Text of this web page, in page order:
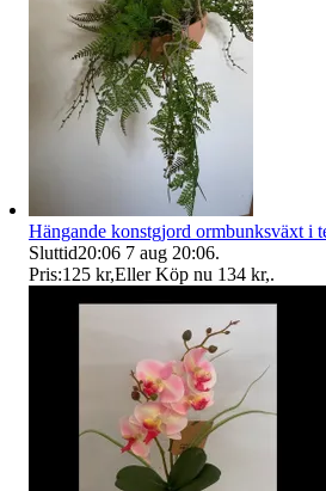
Hängande konstgjord ormbunksväxt i
Sluttid20:06 7 aug 20:06.
Pris:125 kr,Eller Köp nu 134 kr,.